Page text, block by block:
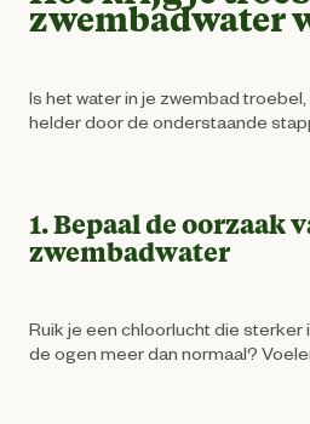
zwembadwater
Is het water in je zwembad
helder door de onderstaande
1. Bepaal de oorzaak
zwembadwater
Ruik je een chloorlucht die sterker
de ogen meer dan normaal?